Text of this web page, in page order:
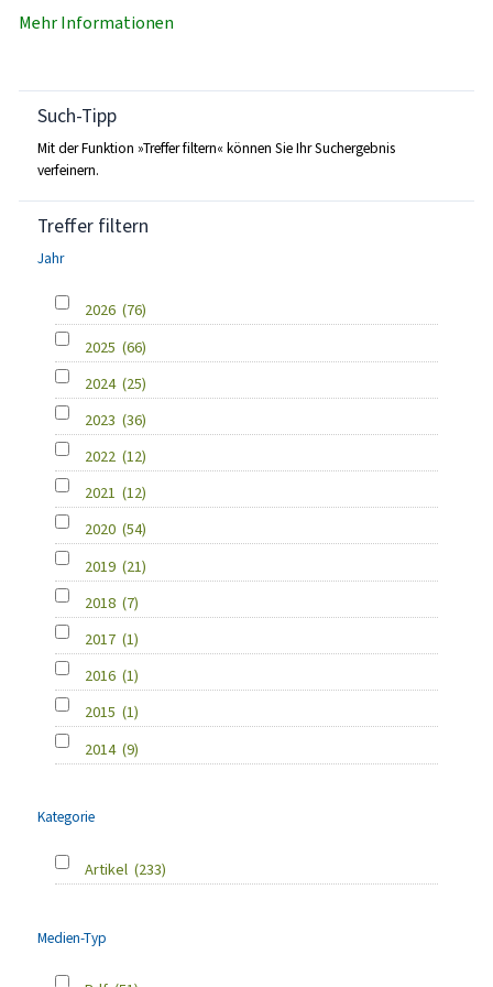
Mehr Informationen
Such-Tipp
Mit der Funktion »Treffer filtern« können Sie Ihr Suchergebnis
verfeinern.
Treffer filtern
Jahr
2026 (76)
2025 (66)
2024 (25)
2023 (36)
2022 (12)
2021 (12)
2020 (54)
2019 (21)
2018 (7)
2017 (1)
2016 (1)
2015 (1)
2014 (9)
Kategorie
Artikel (233)
Medien-Typ